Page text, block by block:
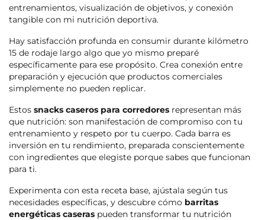
entrenamientos, visualización de objetivos, y conexión
tangible con mi nutrición deportiva.
Hay satisfacción profunda en consumir durante kilómetro
15 de rodaje largo algo que yo mismo preparé
específicamente para ese propósito. Crea conexión entre
preparación y ejecución que productos comerciales
simplemente no pueden replicar.
Estos snacks caseros para corredores representan más
que nutrición: son manifestación de compromiso con tu
entrenamiento y respeto por tu cuerpo. Cada barra es
inversión en tu rendimiento, preparada conscientemente
con ingredientes que elegiste porque sabes que funcionan
para ti.
Experimenta con esta receta base, ajústala según tus
necesidades específicas, y descubre cómo barritas
energéticas caseras pueden transformar tu nutrición